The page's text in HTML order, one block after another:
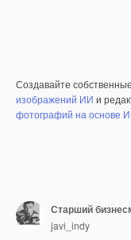
Создавайте
изображений ИИ и
фотографий на основе
javi_indy